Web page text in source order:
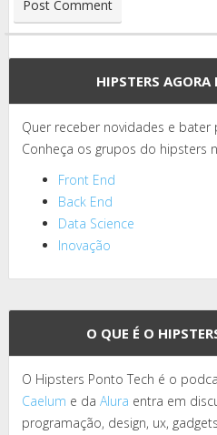
HIPSTERS
Quer receber novidades e
Conheça os grupos do hipsters
Front End
Back End
Data Science
Inovação
O QUE É O
O Hipsters Ponto Tech é o
Caelum e da Alura entra em
programação, design, ux,